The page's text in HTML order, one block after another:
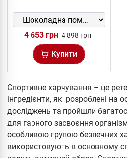
4 653 грн 4 898 грн
Купити
Спортивне харчування – це
інгредієнти, які розроблені на
досліджень та пройшли
для гарного засвоєння
особливою групою безпечних
використовують в основному